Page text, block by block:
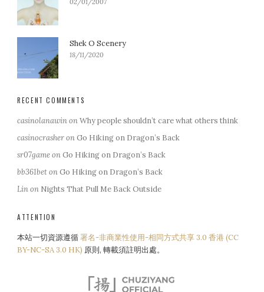
02/01/2007
Shek O Scenery
18/11/2020
RECENT COMMENTS
casinolanawinonWhy people shouldn’t care what others think
casinocrasheronGo Hiking on Dragon’s Back
sr07gameonGo Hiking on Dragon’s Back
bb361betonGo Hiking on Dragon’s Back
Linon Nights That Pull Me Back Outside
ATTENTION
本站一切資源遵循署名-非商業性使用-相同方式共享 3.0 香港 (CC
BY-NC-SA 3.0 HK) 原則, 轉載須註明出處。